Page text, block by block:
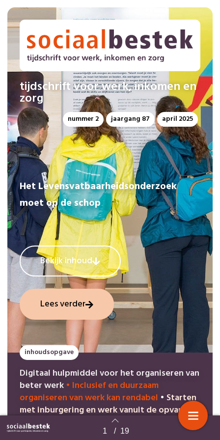
Terug naar overzicht 1 / 19
tijdschrift voor werk, inkomen en
zorg
nummer 2 jaargang 87 april 2025
Het Levensvatbaarheidsonderzoek
moet op de schop
Bekijk inhoud
Lees verder
inhoudsopgave
Digitaal hulpmiddel voor het organiseren van
beter werk • Inclusief en duurzaam
organiseren van werk kan rendabel • Starten
met inburgering en werk vanuit de opvang •
Inspiratietool Inclusieve Technologie
Taalles én participatie voor inburgeraars is